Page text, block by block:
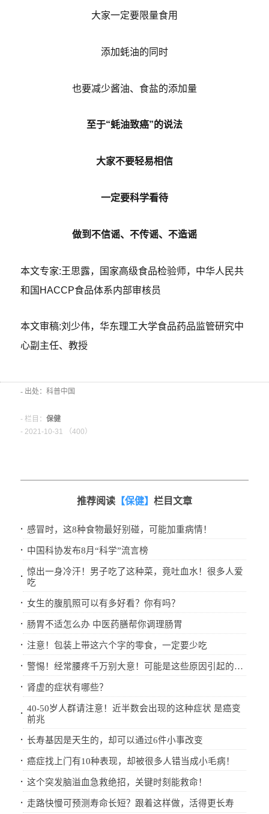
大家一定要限量食用
添加蚝油的同时
也要减少酱油、食盐的添加量
至于“蚝油致癌”的说法
大家不要轻易相信
一定要科学看待
做到不信谣、不传谣、不造谣
本文专家:王思露，国家高级食品检验师，中华人民共
和国HACCP食品体系内部审核员
本文审稿:刘少伟，华东理工大学食品药品监管研究中
心副主任、教授
- 出处：科普中国
- 栏目： 保健
- 2021-10-31 （400）
推荐阅读 【保健】 栏目文章
· 感冒时，这8种食物最好别碰，可能加重病情！
· 中国科协发布8月“科学”流言榜
· 惊出一身冷汗！男子吃了这种菜，竟吐血水！很多人爱
吃
· 女生的腹肌照可以有多好看？你有吗？
· 肠胃不适怎么办 中医药膳帮你调理肠胃
· 注意！包装上带这六个字的零食，一定要少吃
· 警惕！经常腰疼千万别大意！可能是这些原因引起的…
· 肾虚的症状有哪些？
· 40-50岁人群请注意！近半数会出现的这种症状 是癌变
前兆
· 长寿基因是天生的，却可以通过6件小事改变
· 癌症找上门有10种表现，却被很多人错当成小毛病！
· 这个突发脑溢血急救绝招，关键时刻能救命！
· 走路快慢可预测寿命长短？跟着这样做，活得更长寿